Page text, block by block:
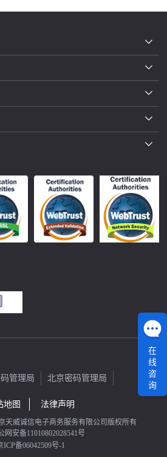
管理局
北京密码管理局
地图
法律声明
天威诚信电子商务服务有限公司版权所有
网安备11010802028541号
ICP备06042509号-1
在
线
咨
询